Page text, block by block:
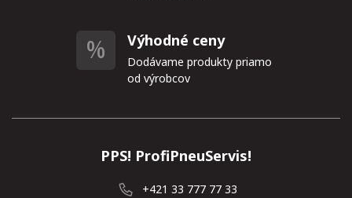
Výhodné ceny
Dodávame produkty priamo
od výrobcov
PPS! ProfiPneuServis!
+421 33 777 77 33